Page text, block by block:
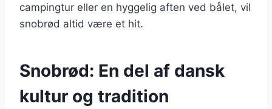
campingtur eller en hyggelig aften ved bålet, vil
snobrød altid være et hit.
Snobrød: En del af dansk
kultur og tradition